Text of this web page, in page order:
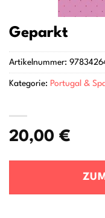
Geparkt
20,00 €
Artikelnummer:
Kategorie: Portugal &